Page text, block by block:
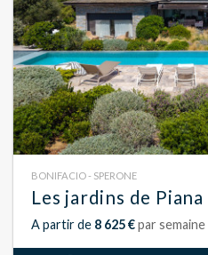
BONIFACIO - SPERONE
Les jardins de Piana
A partir de 8 625 €par semaine